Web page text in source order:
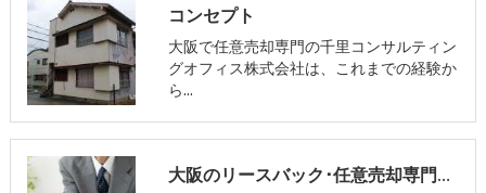
コンセプト
大阪で任意売却専門の千里コンサルティン
グオフィス株式会社は、これまでの経験か
ら…
大阪のリースバック･任意売却専門相談室の口コミ情報